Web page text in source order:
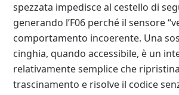
spezzata impedisce al cestello di
generando l’F06 perché il sensore
comportamento incoerente. Una
cinghia, quando accessibile, è un
relativamente semplice che
trascinamento e risolve il codice